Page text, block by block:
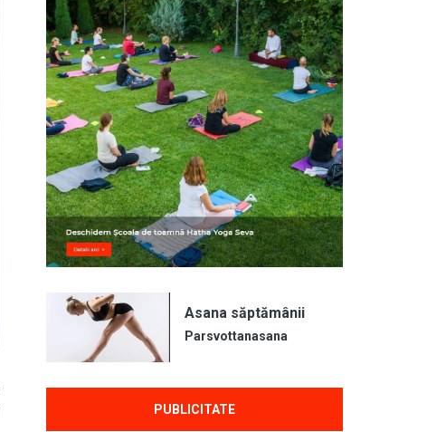
Asana săptămânii
Parsvottanasana
PUBLICITATE